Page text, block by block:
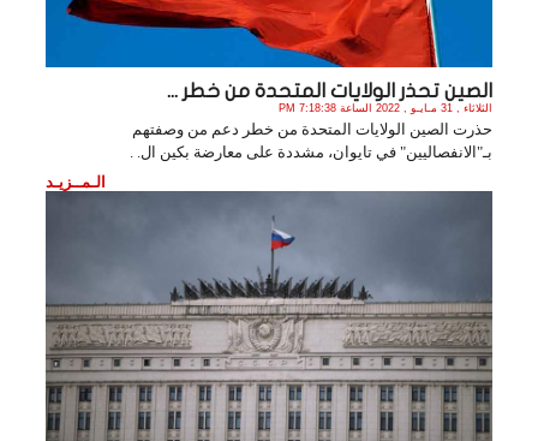
الصين تحذر الولايات المتحدة من خطر ...
الثلاثاء , 31 مـايـو , 2022 الساعة 7:18:38 PM
حذرت الصين الولايات المتحدة من خطر دعم من وصفتهم
بـ"الانفصاليين" في تايوان، مشددة على معارضة بكين ال. .
الـمــزيـد